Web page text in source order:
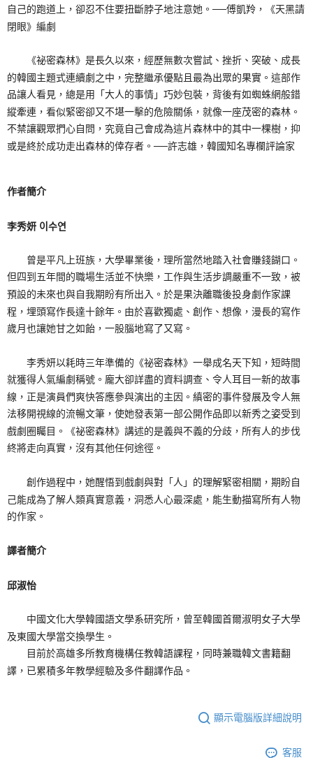
自己的跑道上，卻忍不住要扭斷脖子地注意她。──傅凱羚，《天黑請
閉眼》編劇
《祕密森林》是長久以來，經歷無數次嘗試、挫折、突破、成長
的韓國主題式連續劇之中，完整繼承優點且最為出眾的果實。這部作
品讓人看見，總是用「大人的事情」巧妙包裝，背後有如蜘蛛網般錯
縱牽連，看似緊密卻又不堪一擊的危險關係，就像一座茂密的森林。
不禁讓觀眾捫心自問，究竟自己會成為這片森林中的其中一棵樹，抑
或是終於成功走出森林的倖存者。──許志雄，韓國知名專欄評論家
作者簡介
李秀妍 이수연
曾是平凡上班族，大學畢業後，理所當然地踏入社會賺錢餬口。
但四到五年間的職場生活並不快樂，工作與生活步調嚴重不一致，被
預設的未來也與自我期盼有所出入。於是果決離職後投身劇作家課
程，埋頭寫作長達十餘年。由於喜歡獨處、創作、想像，漫長的寫作
歲月也讓她甘之如飴，一股腦地寫了又寫。
李秀妍以耗時三年準備的《祕密森林》一舉成名天下知，短時間
就獲得人氣編劇稱號。龐大卻詳盡的資料調查、令人耳目一新的故事
線，正是演員們爽快答應參與演出的主因。縝密的事件發展及令人無
法移開視線的流暢文筆，使她發表第一部公開作品即以新秀之姿受到
戲劇圈矚目。《祕密森林》講述的是義與不義的分歧，所有人的步伐
終將走向真實，沒有其他任何途徑。
創作過程中，她醒悟到戲劇與對「人」的理解緊密相關，期盼自
己能成為了解人類真實意義，洞悉人心最深處，能生動描寫所有人物
的作家。
譯者簡介
邱淑怡
中國文化大學韓國語文學系研究所，曾至韓國首爾淑明女子大學
及東國大學當交換學生。
目前於高雄多所教育機構任教韓語課程，同時兼職韓文書籍翻
譯，已累積多年教學經驗及多件翻譯作品。
顯示電腦版詳細說明
客服